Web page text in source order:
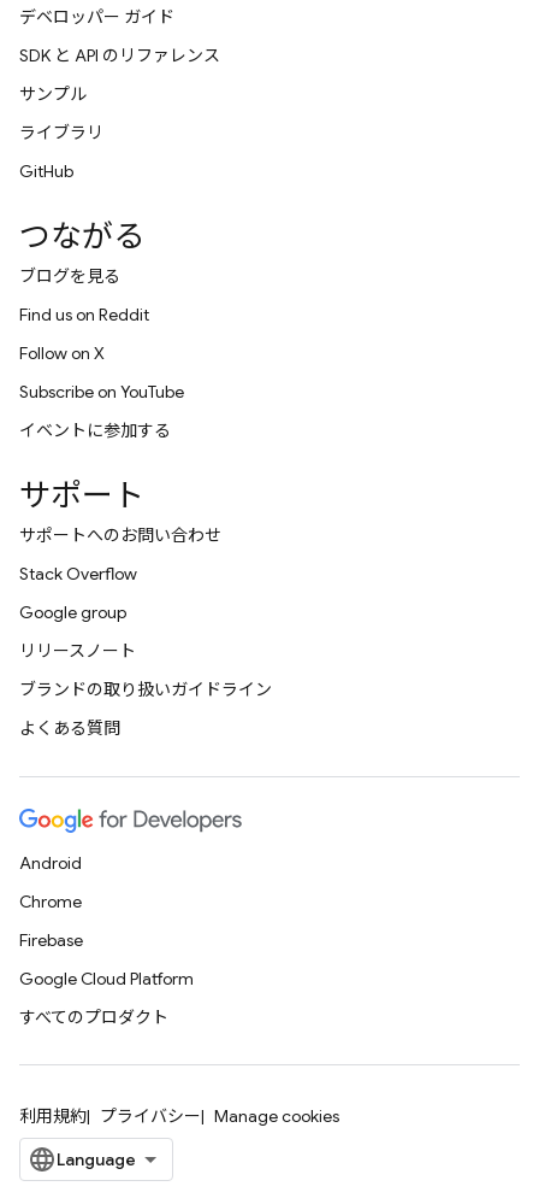
デベロッパー ガイド
SDK と API のリファレンス
サンプル
ライブラリ
GitHub
つながる
ブログを見る
Find us on Reddit
Follow on X
Subscribe on YouTube
イベントに参加する
サポート
サポートへのお問い合わせ
Stack Overflow
Google group
リリースノート
ブランドの取り扱いガイドライン
よくある質問
Android
Chrome
Firebase
Google Cloud Platform
すべてのプロダクト
利用規約 プライバシー Manage cookies